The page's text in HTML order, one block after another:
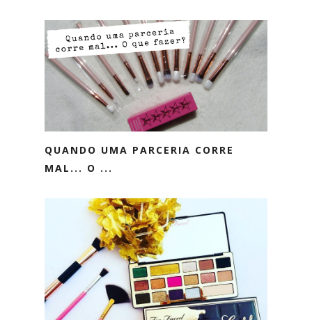
QUANDO UMA PARCERIA CORRE
MAL... O ...